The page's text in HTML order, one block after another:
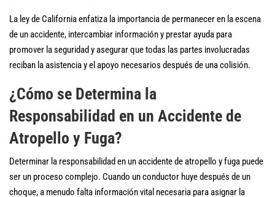
La ley de California enfatiza la importancia de permanecer en la escena
de un accidente, intercambiar información y prestar ayuda para
promover la seguridad y asegurar que todas las partes involucradas
reciban la asistencia y el apoyo necesarios después de una colisión.
¿Cómo se Determina la
Responsabilidad en un Accidente de
Atropello y Fuga?
Determinar la responsabilidad en un accidente de atropello y fuga puede
ser un proceso complejo. Cuando un conductor huye después de un
choque, a menudo falta información vital necesaria para asignar la